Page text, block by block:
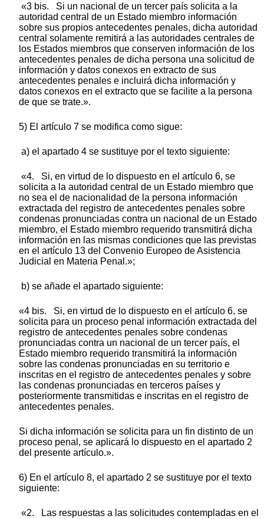
«3 bis. Si un nacional de un tercer país solicita a la
autoridad central de un Estado miembro información
sobre sus propios antecedentes penales, dicha autoridad
central solamente remitirá a las autoridades centrales de
los Estados miembros que conserven información de los
antecedentes penales de dicha persona una solicitud de
información y datos conexos en extracto de sus
antecedentes penales e incluirá dicha información y
datos conexos en el extracto que se facilite a la persona
de que se trate.».
5) El artículo 7 se modifica como sigue:
a) el apartado 4 se sustituye por el texto siguiente:
«4. Si, en virtud de lo dispuesto en el artículo 6, se
solicita a la autoridad central de un Estado miembro que
no sea el de nacionalidad de la persona información
extractada del registro de antecedentes penales sobre
condenas pronunciadas contra un nacional de un Estado
miembro, el Estado miembro requerido transmitirá dicha
información en las mismas condiciones que las previstas
en el artículo 13 del Convenio Europeo de Asistencia
Judicial en Materia Penal.»;
b) se añade el apartado siguiente:
«4 bis. Si, en virtud de lo dispuesto en el artículo 6, se
solicita para un proceso penal información extractada del
registro de antecedentes penales sobre condenas
pronunciadas contra un nacional de un tercer país, el
Estado miembro requerido transmitirá la información
sobre las condenas pronunciadas en su territorio e
inscritas en el registro de antecedentes penales y sobre
las condenas pronunciadas en terceros países y
posteriormente transmitidas e inscritas en el registro de
antecedentes penales.
Si dicha información se solicita para un fin distinto de un
proceso penal, se aplicará lo dispuesto en el apartado 2
del presente artículo.».
6) En el artículo 8, el apartado 2 se sustituye por el texto
siguiente:
«2. Las respuestas a las solicitudes contempladas en el